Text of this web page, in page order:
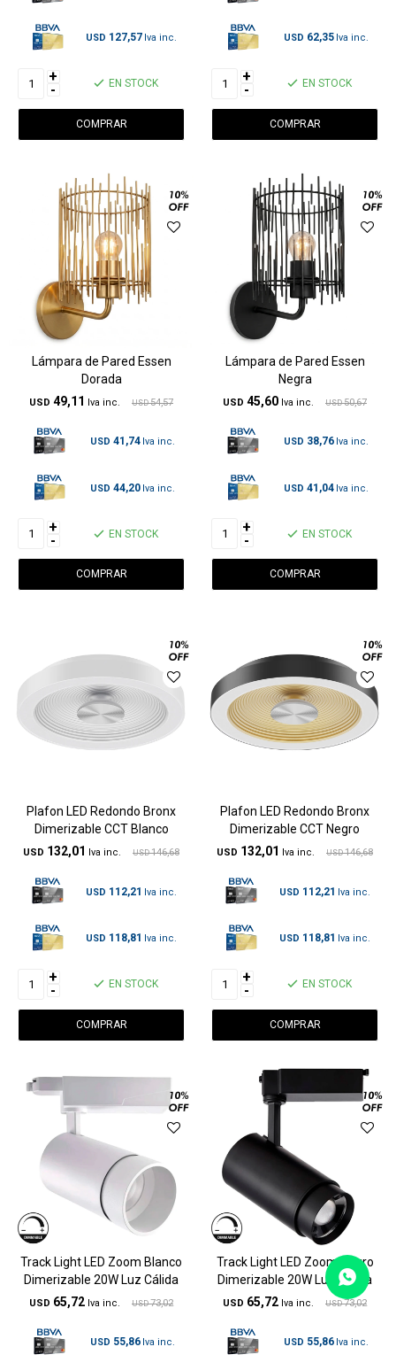
USD 127,57
+
- EN STOCK
USD 62,35
+
- EN STOCK
Lámpara de Pared Essen
Dorada
USD 49,11 USD 54,57
USD 41,74
USD 44,20
+
- EN STOCK
Lámpara de Pared Essen
Negra
USD 45,60 USD 50,67
USD 38,76
USD 41,04
+
- EN STOCK
Plafon LED Redondo Bronx
Dimerizable CCT Blanco
USD 132,01 USD 146,68
USD 112,21
USD 118,81
+
- EN STOCK
Plafon LED Redondo Bronx
Dimerizable CCT Negro
USD 132,01 USD 146,68
USD 112,21
USD 118,81
+
- EN STOCK
Track Light LED Zoom Blanco
Dimerizable 20W Luz Cálida
USD 65,72 USD 73,02
USD 55,86
Track Light LED Zoom Negro
Dimerizable 20W Luz Cálida
USD 65,72 USD 73,02
USD 55,86